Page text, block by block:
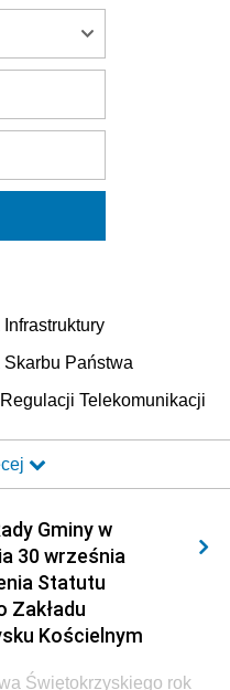
Państwa
Telekomunikacji
i Budownictwa
Wewnętrznych i
Gminy w
30 września
Statutu
Zakładu
Kościelnym
Świętokrzyskiego rok